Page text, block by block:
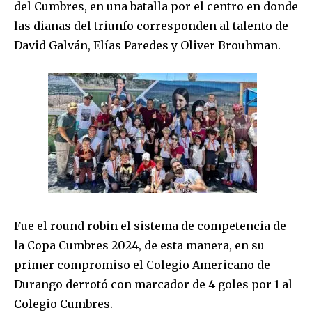
del Cumbres, en una batalla por el centro en donde
las dianas del triunfo corresponden al talento de
David Galván, Elías Paredes y Oliver Brouhman.
Fue el round robin el sistema de competencia de
la Copa Cumbres 2024, de esta manera, en su
primer compromiso el Colegio Americano de
Durango derrotó con marcador de 4 goles por 1 al
Colegio Cumbres.